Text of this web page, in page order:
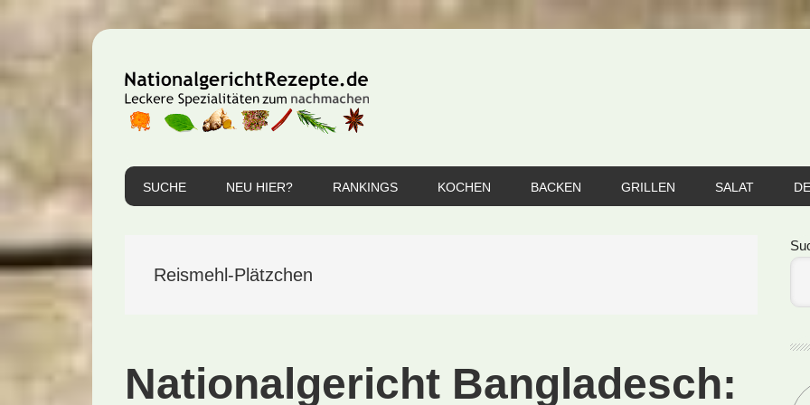
Hauptnavigation
SUCHE NEU HIER? RANKINGS KOCHEN BACKEN GRILLEN SALAT
Reismehl-Plätzchen
Nationalgericht Bangladesch: